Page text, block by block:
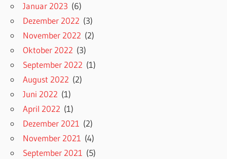
Januar 2023 (6)
Dezember 2022 (3)
November 2022 (2)
Oktober 2022 (3)
September 2022 (1)
August 2022 (2)
Juni 2022 (1)
April 2022 (1)
Dezember 2021 (2)
November 2021 (4)
September 2021 (5)